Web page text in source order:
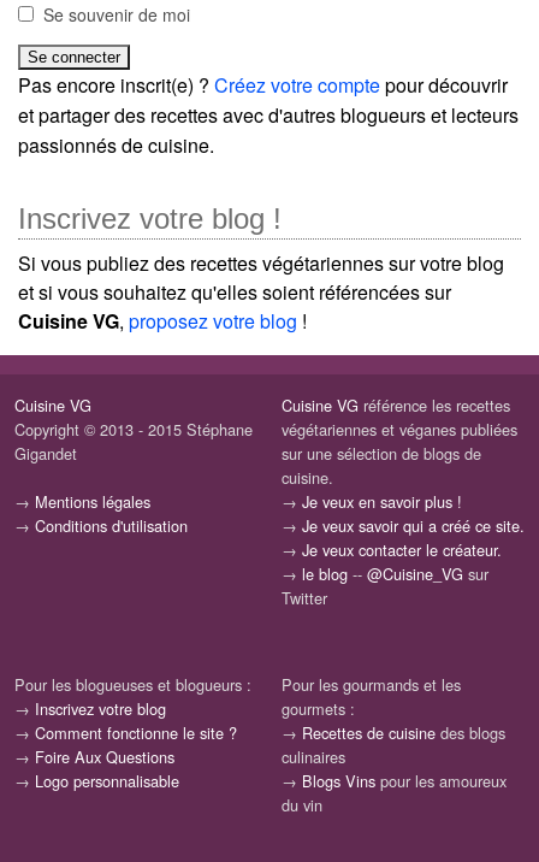
Se souvenir de moi
Pas encore inscrit(e) ? Créez votre comptepour découvrir
et partager des recettes avec d'autres blogueurs et lecteurs
passionnés de cuisine.
Inscrivez votre blog !
Si vous publiez des recettes végétariennes sur votre blog
et si vous souhaitez qu'elles soient référencées sur
Cuisine VG, proposez votre blog !
Cuisine VG
Copyright © 2013 - 2015 Stéphane
Gigandet
→ Mentions légales
→ Conditions d'utilisation
Cuisine VG référence les recettes
végétariennes et véganes publiées
sur une sélection de blogs de
cuisine.
→ Je veux en savoir plus !
→ Je veux savoir qui a créé ce site.
→ Je veux contacter le créateur.
→ le blog -- @Cuisine_VG sur
Twitter
Pour les blogueuses et blogueurs :
→ Inscrivez votre blog
→ Comment fonctionne le site ?
→ Foire Aux Questions
→ Logo personnalisable
Pour les gourmands et les
gourmets :
→ Recettes de cuisine des blogs
culinaires
→ Blogs Vins pour les amoureux
du vin